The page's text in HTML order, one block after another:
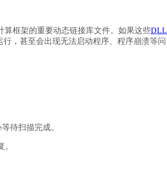
算框架的重要动态链接库文件。如果这些DLL
，甚至会出现无法启动程序、程序崩溃等问
待扫描完成。